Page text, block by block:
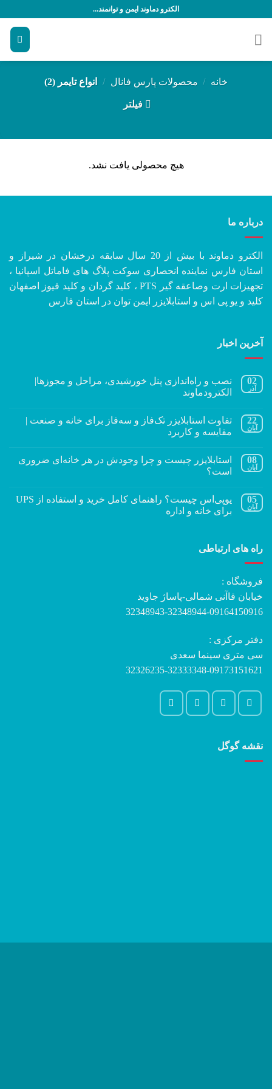
محتوا
الکترو دماوند ایمن و توانمند...
خانه / محصولات پارس فانال / انواع تایمر (2)
فیلتر
هیچ محصولی یافت نشد.
درباره ما
الکترو دماوند با بیش از 20 سال سابقه درخشان در شیراز و
استان فارس نماینده انحصاری سوکت پلاگ های فاماتل اسپانیا ،
تجهیزات ارت وصاعقه گیر PTS ، کلید گردان و کلید فیوز اصفهان
کلید و یو پی اس و استابلایزر ایمن توان در استان فارس
آخرین اخبار
02
آذر
نصب و راه‌اندازی پنل خورشیدی، مراحل و مجوزها|
الکترودماوند
22
آبان
تفاوت استابلایزر تک‌فاز و سه‌فاز برای خانه و صنعت |
مقایسه و کاربرد
08
آبان
استابلایزر چیست و چرا وجودش در هر خانه‌ای ضروری
است؟
05
آبان
یوپی‌اس چیست؟ راهنمای کامل خرید و استفاده از UPS
برای خانه و اداره
راه های ارتباطی
فروشگاه :
خیابان قاآنی شمالی-پاساژ جاوید
32348943-32348944-09164150916
دفتر مرکزی :
سی متری سینما سعدی
32326235-32333348-09173151621
نقشه گوگل